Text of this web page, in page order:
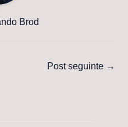
Brod
Post seguinte →